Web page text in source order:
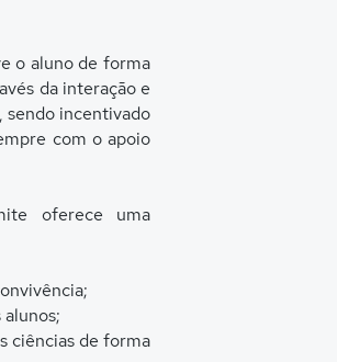
o aluno de forma
da interação e
sendo incentivado
com o apoio
oferece uma
ciências de forma